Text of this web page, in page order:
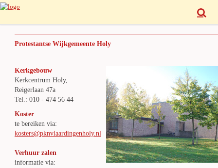
Protestantse Wijkgemeente Holy
Kerkgebouw
Kerkcentrum Holy,
Reigerlaan 47a
Tel.: 010 - 474 56 44
Koster
te bereiken via:
kosters@pknvlaardingenholy.nl
Verhuur zalen
informatie via: